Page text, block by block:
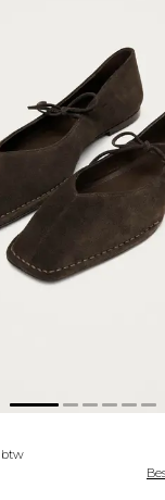
btw